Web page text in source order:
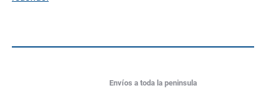
Envíos a toda la peninsula